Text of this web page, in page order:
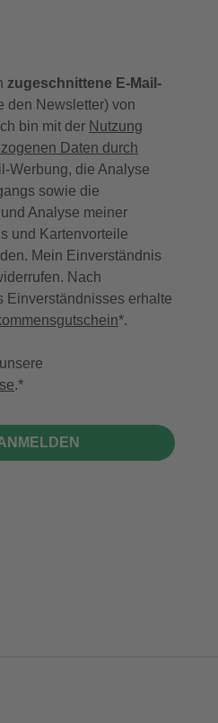
zugeschnittene E-Mail-
den Newsletter) von
bin mit der Nutzung
Daten durch
Werbung, die Analyse
sowie die
Analyse meiner
und Kartenvorteile
Mein Einverständnis
Nach
Einverständnisses erhalte
*.
.